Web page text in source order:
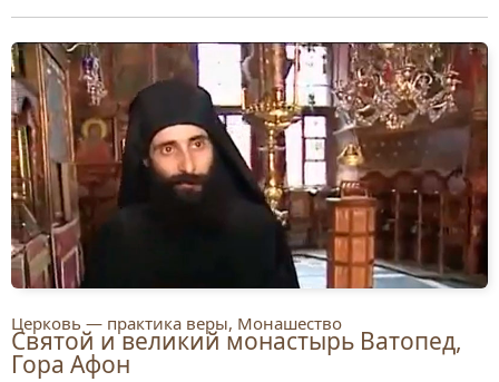
Церковь — практика веры, Монашество
Святой и великий монастырь Ватопед,
Гора Афон